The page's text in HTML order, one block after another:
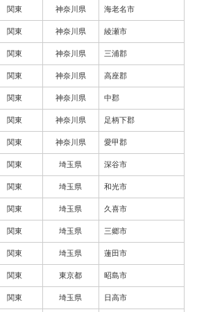
関東 神奈川県 海老名市
関東 神奈川県 綾瀬市
関東 神奈川県 三浦郡
関東 神奈川県 高座郡
関東 神奈川県 中郡
関東 神奈川県 足柄下郡
関東 神奈川県 愛甲郡
関東 埼玉県 深谷市
関東 埼玉県 和光市
関東 埼玉県 久喜市
関東 埼玉県 三郷市
関東 埼玉県 蓮田市
関東 東京都 昭島市
関東 埼玉県 日高市